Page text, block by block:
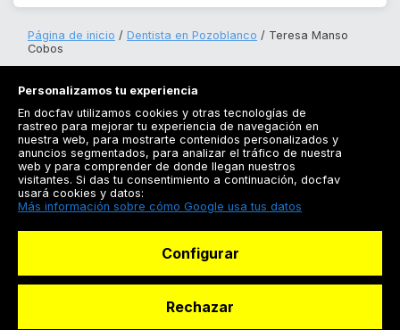
Página de inicio Dentista en Pozoblanco
Teresa Manso
Cobos
Registrarse
Docfav
Personalizamos tu experiencia
En docfav utilizamos cookies y otras tecnologías de
rastreo para mejorar tu experiencia de navegación en
nuestra web, para mostrarte contenidos personalizados y
anuncios segmentados, para analizar el tráfico de nuestra
web y para comprender de donde llegan nuestros
visitantes. Si das tu consentimiento a continuación, docfav
usará cookies y datos:
Más información sobre cómo Google usa tus datos
Configurar
Rechazar